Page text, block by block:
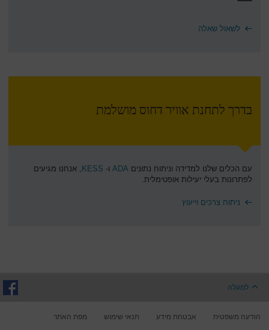
לשאול שאלה
בדרך לתחנת אוויר דחוס מושלמת
עם הכלים שלנו למדידה וניתוח נתונים ADA ו- KESS , אנחנו מגיעים
לפתרונות בעלי יעילות אופטימלית.
ניתוח צרכים וייעוץ
למעלה
הודעה משפטית אבטחת מידע תנאי שימוש מפת האתר